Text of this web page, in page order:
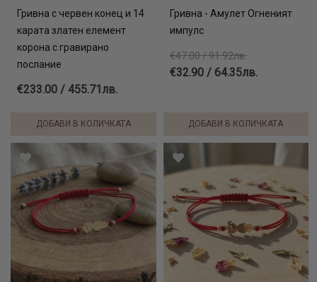
Гривна с червен конец и 14
карата златен елемент
корона с гравирано
послание
€233.00 / 455.71лв.
ДОБАВИ В КОЛИЧКАТА
Гривна - Амулет Огненият
импулс
€47.00 / 91.92лв.
€32.90 / 64.35лв.
ДОБАВИ В КОЛИЧКАТА